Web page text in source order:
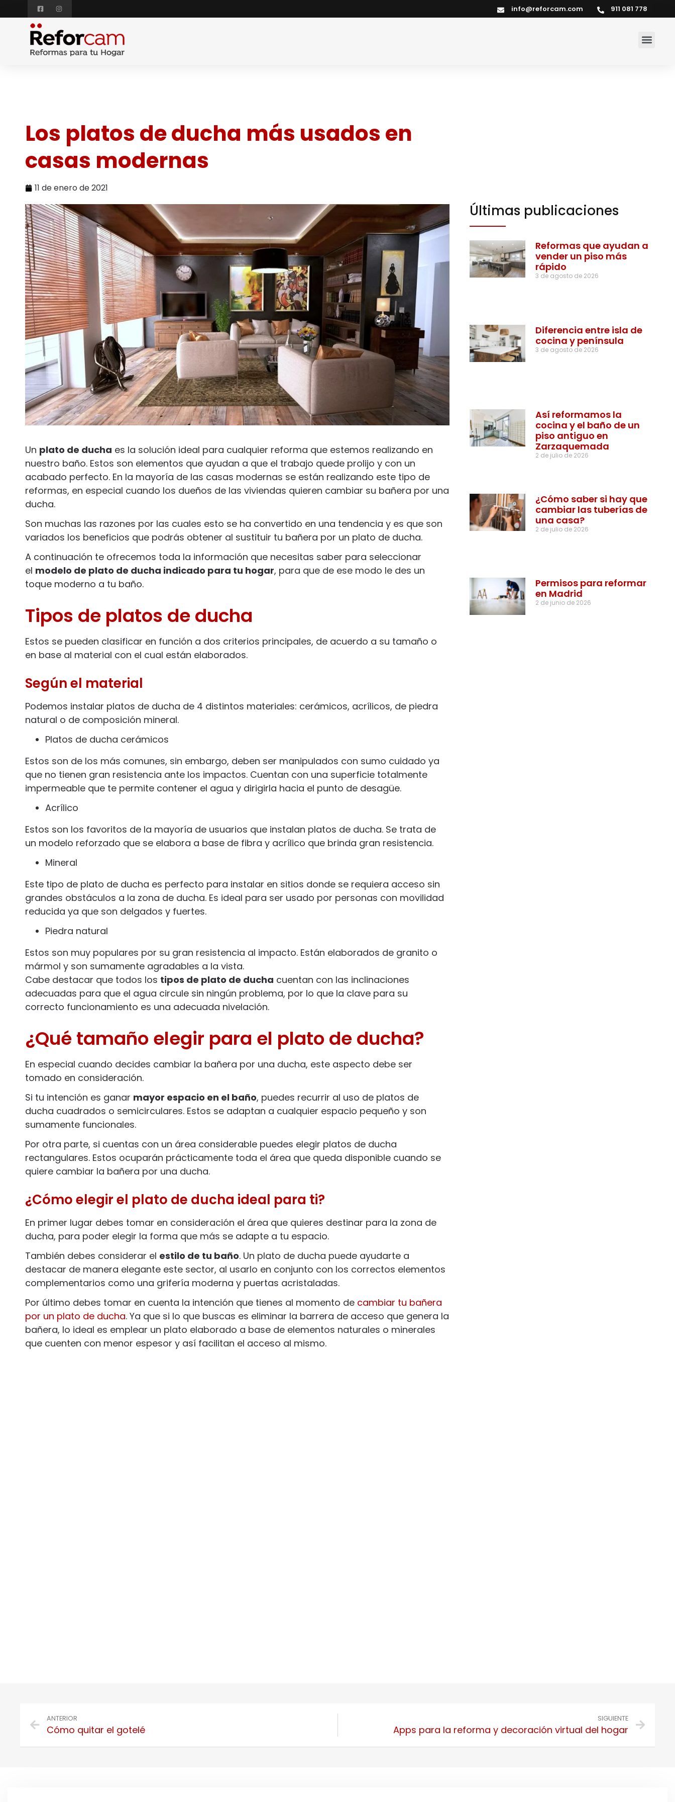
info@reforcam.com 911 081 778
Los platos de ducha más usados en
casas modernas
11 de enero de 2021
Un plato de ducha es la solución ideal para cualquier reforma que estemos realizando en
nuestro baño. Estos son elementos que ayudan a que el trabajo quede prolijo y con un
acabado perfecto. En la mayoría de las casas modernas se están realizando este tipo de
reformas, en especial cuando los dueños de las viviendas quieren cambiar su bañera por una
ducha.
Son muchas las razones por las cuales esto se ha convertido en una tendencia y es que son
variados los beneficios que podrás obtener al sustituir tu bañera por un plato de ducha.
A continuación te ofrecemos toda la información que necesitas saber para seleccionar
el modelo de plato de ducha indicado para tu hogar, para que de ese modo le des un
toque moderno a tu baño.
Tipos de platos de ducha
Estos se pueden clasificar en función a dos criterios principales, de acuerdo a su tamaño o
en base al material con el cual están elaborados.
Según el material
Podemos instalar platos de ducha de 4 distintos materiales: cerámicos, acrílicos, de piedra
natural o de composición mineral.
Platos de ducha cerámicos
Estos son de los más comunes, sin embargo, deben ser manipulados con sumo cuidado ya
que no tienen gran resistencia ante los impactos. Cuentan con una superficie totalmente
impermeable que te permite contener el agua y dirigirla hacia el punto de desagüe.
Acrílico
Estos son los favoritos de la mayoría de usuarios que instalan platos de ducha. Se trata de
un modelo reforzado que se elabora a base de fibra y acrílico que brinda gran resistencia.
Mineral
Este tipo de plato de ducha es perfecto para instalar en sitios donde se requiera acceso sin
grandes obstáculos a la zona de ducha. Es ideal para ser usado por personas con movilidad
reducida ya que son delgados y fuertes.
Piedra natural
Estos son muy populares por su gran resistencia al impacto. Están elaborados de granito o
mármol y son sumamente agradables a la vista.
Cabe destacar que todos los tipos de plato de ducha cuentan con las inclinaciones
adecuadas para que el agua circule sin ningún problema, por lo que la clave para su
correcto funcionamiento es una adecuada nivelación.
¿Qué tamaño elegir para el plato de ducha?
En especial cuando decides cambiar la bañera por una ducha, este aspecto debe ser
tomado en consideración.
Si tu intención es ganar mayor espacio en el baño, puedes recurrir al uso de platos de
ducha cuadrados o semicirculares. Estos se adaptan a cualquier espacio pequeño y son
sumamente funcionales.
Por otra parte, si cuentas con un área considerable puedes elegir platos de ducha
rectangulares. Estos ocuparán prácticamente toda el área que queda disponible cuando se
quiere cambiar la bañera por una ducha.
¿Cómo elegir el plato de ducha ideal para ti?
En primer lugar debes tomar en consideración el área que quieres destinar para la zona de
ducha, para poder elegir la forma que más se adapte a tu espacio.
También debes considerar el estilo de tu baño. Un plato de ducha puede ayudarte a
destacar de manera elegante este sector, al usarlo en conjunto con los correctos elementos
complementarios como una grifería moderna y puertas acristaladas.
Por último debes tomar en cuenta la intención que tienes al momento de cambiar tu bañera
por un plato de ducha. Ya que si lo que buscas es eliminar la barrera de acceso que genera la
bañera, lo ideal es emplear un plato elaborado a base de elementos naturales o minerales
que cuenten con menor espesor y así facilitan el acceso al mismo.
Últimas publicaciones
Reformas que ayudan a
vender un piso más
rápido
3 de agosto de 2026
Diferencia entre isla de
cocina y península
3 de agosto de 2026
Así reformamos la
cocina y el baño de un
piso antiguo en
Zarzaquemada
2 de julio de 2026
¿Cómo saber si hay que
cambiar las tuberías de
una casa?
2 de julio de 2026
Permisos para reformar
en Madrid
2 de junio de 2026
ANTERIOR
Cómo quitar el gotelé
SIGUIENTE
Apps para la reforma y decoración virtual del hogar